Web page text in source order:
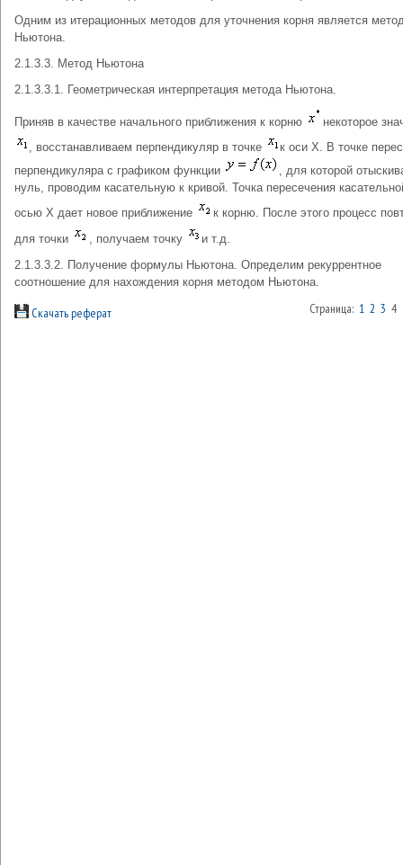
Одним из итерационных методов для уточнения корня является
Ньютона.
2.1.3.3. Метод Ньютона
2.1.3.3.1. Геометрическая интерпретация метода Ньютона.
Приняв в качестве начального приближения к корню
некоторое
, восстанавливаем перпендикуляр в точке
к оси Х. В точке
перпендикуляра с графиком функции
, для которой
нуль, проводим касательную к кривой. Точка пересечения
осью Х дает новое приближение
к корню. После этого процесс
для точки
, получаем точку
и т.д.
2.1.3.3.2. Получение формулы Ньютона. Определим рекуррентное
соотношение для нахождения корня методом Ньютона.
Скачать реферат Страница: 1 2 3 4